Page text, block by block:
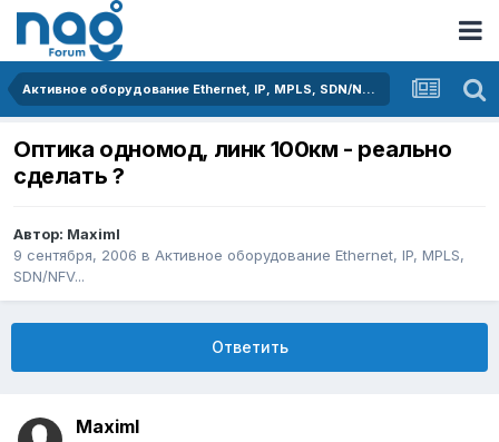
Активное оборудование Ethernet, IP, MPLS, SDN/NFV...
Оптика одномод, линк 100км - реально
сделать ?
Автор: MaximI
9 сентября, 2006 в Активное оборудование Ethernet, IP, MPLS,
SDN/NFV...
Ответить
MaximI